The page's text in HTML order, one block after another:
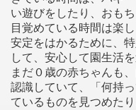
い遊びをしたり、おも
目覚めている時間は楽
安定をはかるために、
して、安心して園生活
まだ０歳の赤ちゃんも
認識していて、「何持
ているものを見つめた